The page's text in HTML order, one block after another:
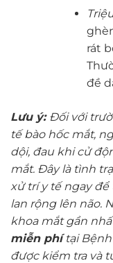
rát
đề
Lưu ý: Đối với
tế bào hốc mắt,
dội, đau khi cử
mắt. Đây là tình
xử trí y tế ngay
lan rộng lên não.
khoa mắt gần
miễn phítại Bệnh
được kiểm tra và